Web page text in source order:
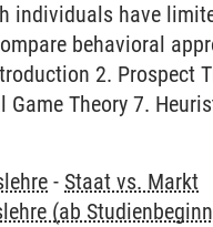
individuals have
behavioral
2. Prospect
Theory 7.
- Staat vs. Markt
(ab